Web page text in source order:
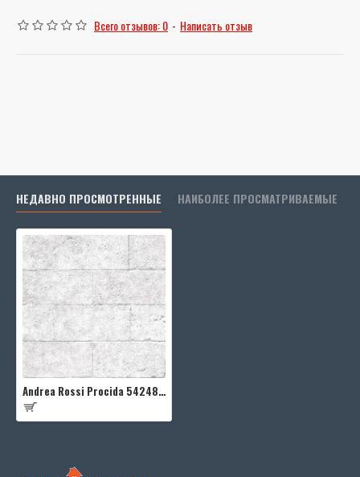
Всего отзывов: 0 - Написать отзыв
НЕДАВНО ПРОСМОТРЕННЫЕ НАИБОЛЕЕ ПРОСМАТРИВАЕМЫЕ
Andrea Rossi Procida 54248-1